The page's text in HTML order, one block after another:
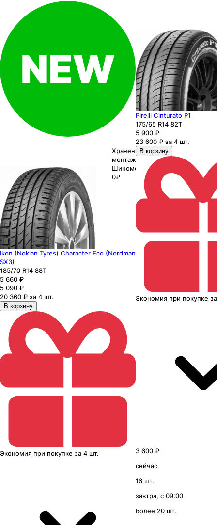
Хранение до
монтажа 0₽
Шиномонтаж
0₽
Ikon (Nokian Tyres) Character Eco (Nordman
SX3)
185/70 R14 88T
5 660 ₽
5 090 ₽
20 360 ₽ за 4 шт.
В корзину
Экономия при покупке за 4 шт.
Pirelli Cinturato P1
175/65 R14 82T
5 900 ₽
23 600 ₽ за 4 шт.
В корзину
Экономия при покупке
3 600 ₽
сейчас
16 шт.
завтра, с 09:00
более 20 шт.